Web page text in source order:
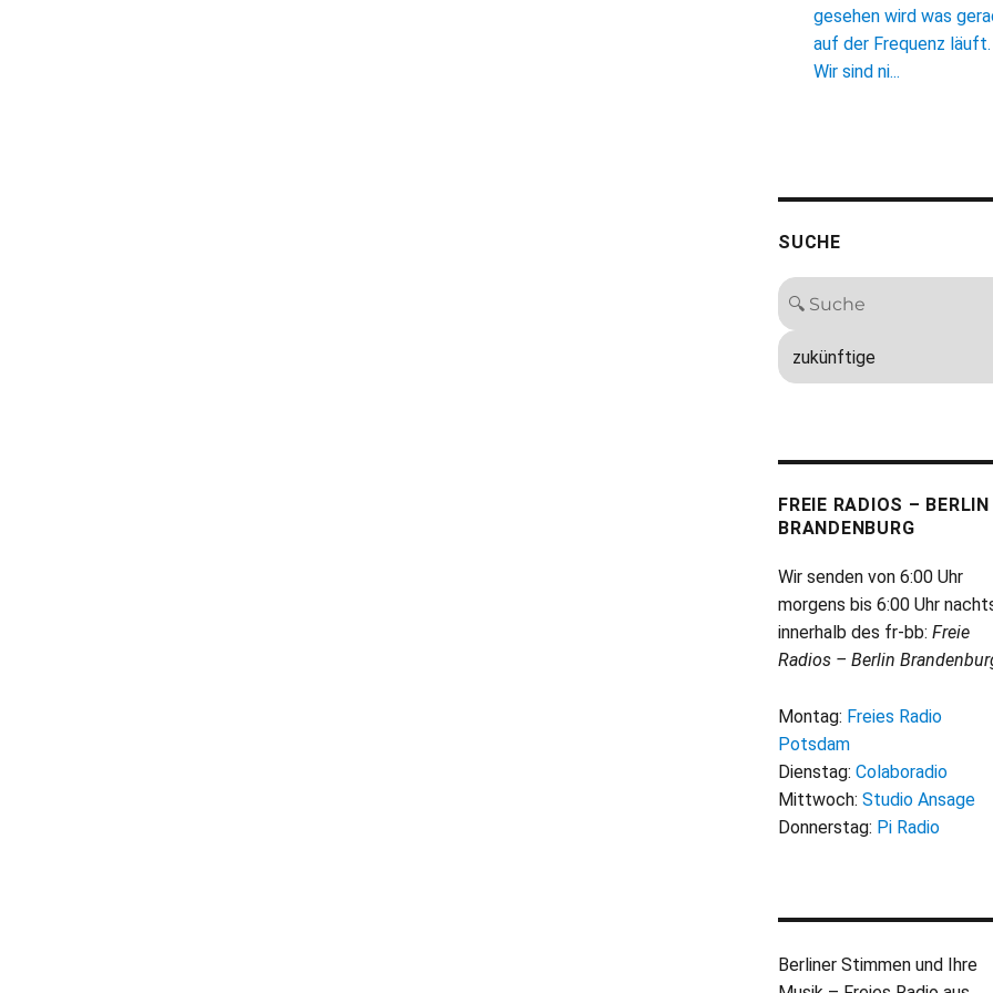
gesehen wird was
auf der Frequenz läuft.
Wir sind ni...
SUCHE
FREIE RADIOS – BERLIN
BRANDENBURG
Wir senden von 6:00 Uhr
morgens bis 6:00 Uhr
innerhalb des fr-bb: Freie
Radios – Berlin
Montag: Freies Radio
Potsdam
Dienstag: Colaboradio
Mittwoch: Studio Ansage
Donnerstag: Pi Radio
Berliner Stimmen und Ihre